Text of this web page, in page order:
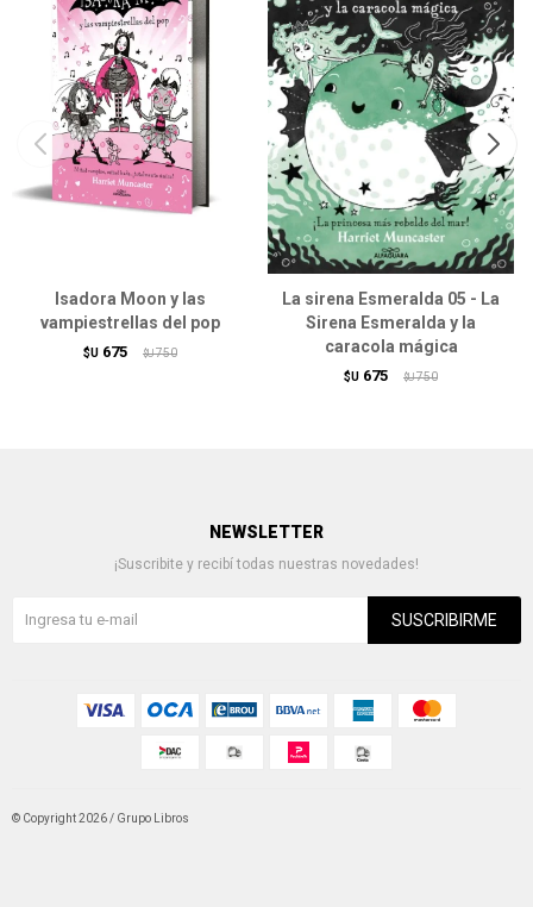
Isadora Moon y las
vampiestrellas del pop
$U 675 $U 750
La sirena Esmeralda 05 - La
Sirena Esmeralda y la
caracola mágica
$U 675 $U 750
NEWSLETTER
¡Suscribite y recibí todas nuestras novedades!
SUSCRIBIRME
© Copyright 2026 / Grupo Libros